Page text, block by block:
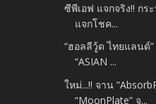
ซีพีเอฟ แจกจริง!! กร
แจกโชค...
“ฮอลลีวู้ด ไทยแลนด์
“ASIAN ...
ใหม่...!! จาน
“MoonPlate” จ...